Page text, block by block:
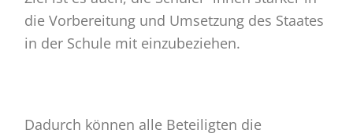
die Vorbereitung und Umsetzung des Staates
in der Schule mit einzubeziehen.
Dadurch können alle Beteiligten die